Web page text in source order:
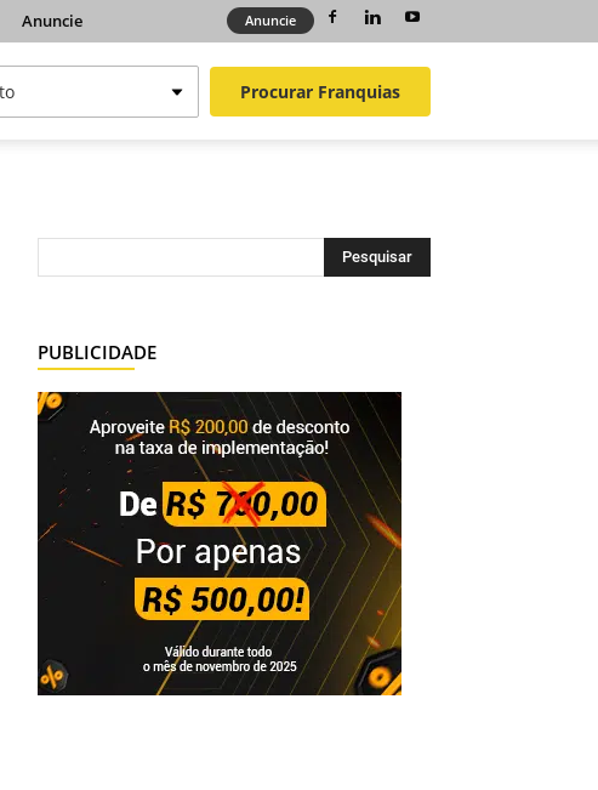
Anuncie Anuncie
Procurar Franquias
PUBLICIDADE